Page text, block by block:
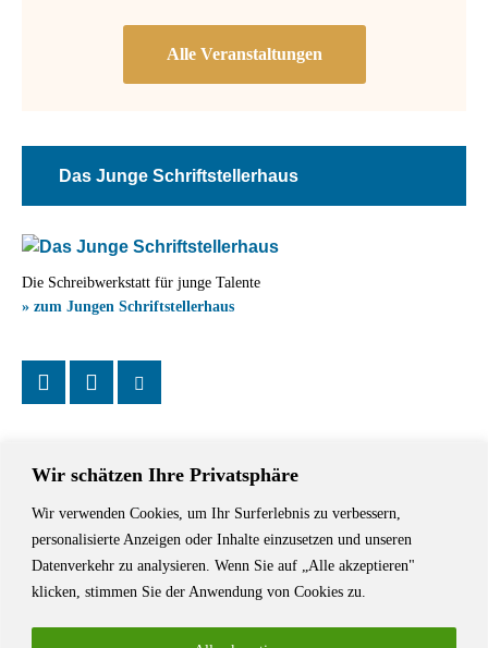
Wir schätzen Ihre Privatsphäre
Wir verwenden Cookies, um Ihr Surferlebnis zu verbessern,
personalisierte Anzeigen oder Inhalte einzusetzen und unseren
Datenverkehr zu analysieren. Wenn Sie auf „Alle akzeptieren"
klicken, stimmen Sie der Anwendung von Cookies zu.
Das Junge Schriftstellerhaus
Die Schreibwerkstatt für junge Talente
» zum Jungen Schriftstellerhaus
Das Schriftstellerhaus ist ein beliebter Treffpunkt für Autorinnen und
Autoren aus Stuttgart und der Region sowie ein Veranstaltungsort für
Lesungen, Tagungen und Schreibwerkstätten.